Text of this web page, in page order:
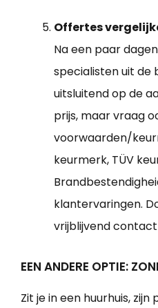
Offertes
Na een paar
specialisten uit de
uitsluitend op de
prijs, maar vraag
voorwaarden/
keurmerk, TÜV
klantervaringen.
vrijblijvend
EEN ANDERE OPTIE:
Zit je in een huurhuis,